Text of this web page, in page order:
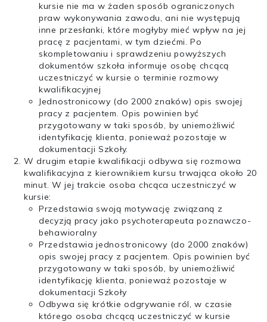
kursie nie ma w żaden sposób ograniczonych
praw wykonywania zawodu, ani nie występują
inne przesłanki, które mogłyby mieć wpływ na jej
pracę z pacjentami, w tym dziećmi. Po
skompletowaniu i sprawdzeniu powyższych
dokumentów szkoła informuje osobę chcącą
uczestniczyć w kursie o terminie rozmowy
kwalifikacyjnej
Jednostronicowy (do 2000 znaków) opis swojej
pracy z pacjentem. Opis powinien być
przygotowany w taki sposób, by uniemożliwić
identyfikację klienta, ponieważ pozostaje w
dokumentacji Szkoły.
W drugim etapie kwalifikacji odbywa się rozmowa
kwalifikacyjna z kierownikiem kursu trwająca około 20
minut. W jej trakcie osoba chcąca uczestniczyć w
kursie:
Przedstawia swoją motywację związaną z
decyzją pracy jako psychoterapeuta poznawczo-
behawioralny
Przedstawia jednostronicowy (do 2000 znaków)
opis swojej pracy z pacjentem. Opis powinien być
przygotowany w taki sposób, by uniemożliwić
identyfikację klienta, ponieważ pozostaje w
dokumentacji Szkoły
Odbywa się krótkie odgrywanie ról, w czasie
którego osoba chcącą uczestniczyć w kursie